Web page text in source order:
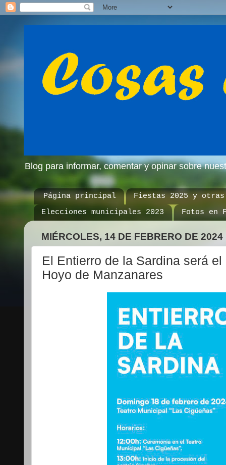
Blog para informar, comentar y opinar sobre
Página principal
Fiestas 2025 y otras
Elecciones municipales 2023
Fotos en
MIÉRCOLES, 14 DE FEBRERO DE 2024
El Entierro de la Sardina será
Hoyo de Manzanares